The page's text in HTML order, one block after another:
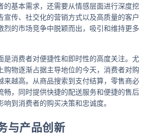
的基本需求，还需要从情感层面进行深度挖
宣传、社交化的营销方式以及高质量的客户
烈的市场竞争中脱颖而出，吸引和维持更多
是消费者对便捷性和即时性的高度关注。尤
购物逐渐占据主导地位的今天，消费者对购
来越高。从商品搜索到支付结算，零售商必
畅，同时提供快捷的配送服务和便捷的售后
到消费者的购买决策和忠诚度。
与产品创新